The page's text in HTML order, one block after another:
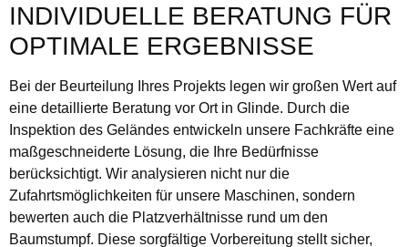
INDIVIDUELLE BERATUNG FÜR
OPTIMALE ERGEBNISSE
Bei der Beurteilung Ihres Projekts legen wir großen Wert auf
eine detaillierte Beratung vor Ort in Glinde. Durch die
Inspektion des Geländes entwickeln unsere Fachkräfte eine
maßgeschneiderte Lösung, die Ihre Bedürfnisse
berücksichtigt. Wir analysieren nicht nur die
Zufahrtsmöglichkeiten für unsere Maschinen, sondern
bewerten auch die Platzverhältnisse rund um den
Baumstumpf. Diese sorgfältige Vorbereitung stellt sicher,